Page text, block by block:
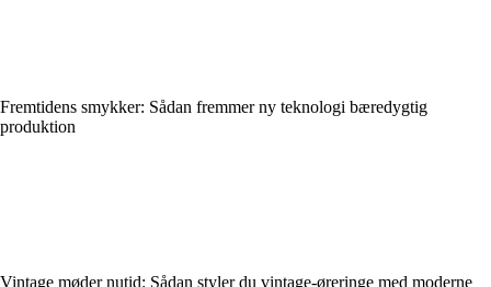
Fremtidens smykker: Sådan fremmer ny teknologi bæredygtig
produktion
Vintage møder nutid: Sådan styler du vintage-øreringe med moderne